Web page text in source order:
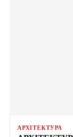
АРХІТЕКТУРА